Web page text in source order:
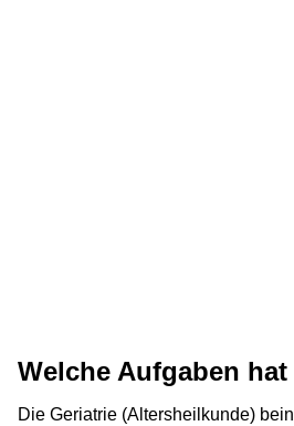
Welche Aufgaben
Die Geriatrie (Altersheilkunde)